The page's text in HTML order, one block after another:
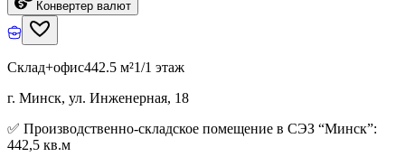
Конвертер валют
Склад+офис442.5 м²1/1 этаж
г. Минск, ул. Инженерная, 18
✅ Производственно-складское помещение в СЭЗ “Минск”:
442,5 кв.м